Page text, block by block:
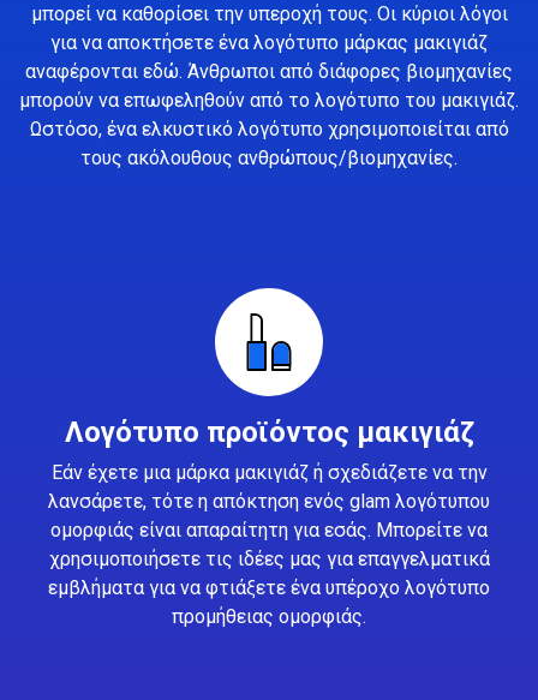
μπορεί να καθορίσει την υπεροχή τους. Οι κύριοι λόγοι
για να αποκτήσετε ένα λογότυπο μάρκας μακιγιάζ
αναφέρονται εδώ. Άνθρωποι από διάφορες βιομηχανίες
μπορούν να επωφεληθούν από το λογότυπο του μακιγιάζ.
Ωστόσο, ένα ελκυστικό λογότυπο χρησιμοποιείται από
τους ακόλουθους ανθρώπους/βιομηχανίες.
Λογότυπο προϊόντος μακιγιάζ
Εάν έχετε μια μάρκα μακιγιάζ ή σχεδιάζετε να την
λανσάρετε, τότε η απόκτηση ενός glam λογότυπου
ομορφιάς είναι απαραίτητη για εσάς. Μπορείτε να
χρησιμοποιήσετε τις ιδέες μας για επαγγελματικά
εμβλήματα για να φτιάξετε ένα υπέροχο λογότυπο
προμήθειας ομορφιάς.